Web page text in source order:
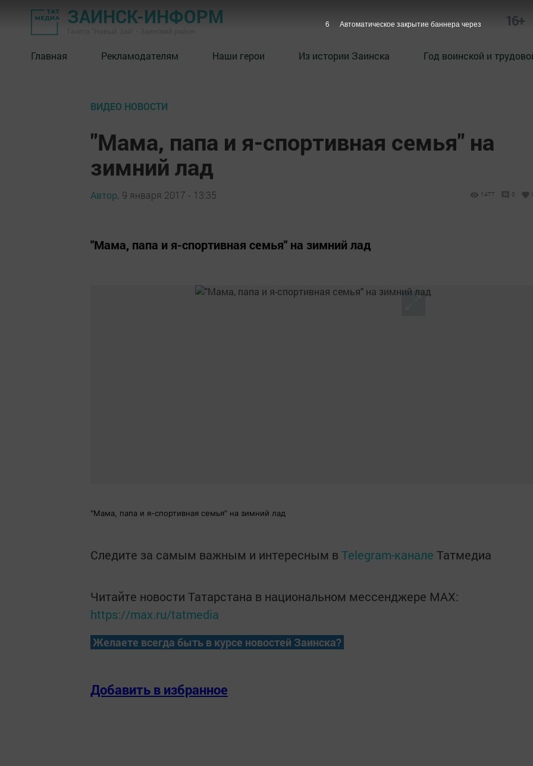
ЗАИНСК-ИНФОРМ 16+
Главная Рекламодателям Наши герои Из истории Заинска Год воинской и
ВИДЕО НОВОСТИ
"Мама, папа и я-спортивная семья" на
зимний лад
Автор, 9 января 2017 - 13:35 1477 0
"Мама, папа и я-спортивная семья" на зимний лад
"Мама, папа и я-спортивная семья" на зимний лад
Следите за самым важным и интересным в Telegram-канале Татмедиа
Читайте новости Татарстана в национальном мессенджере MАХ:
https://max.ru/tatmedia
Желаете всегда быть в курсе новостей Заинска?
Добавить в избранное
5 Автоматическое закрытие баннера через